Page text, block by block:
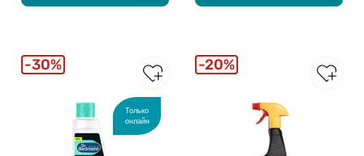
Только
онлайн
30% 20%